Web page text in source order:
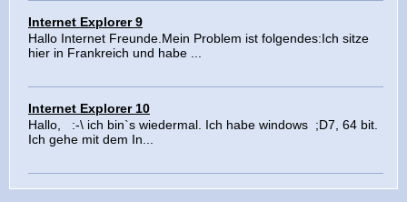
Internet Explorer 9
Hallo Internet Freunde.Mein Problem ist folgendes:Ich sitze
hier in Frankreich und habe ...
Internet Explorer 10
Hallo, :-\ ich bin`s wiedermal. Ich habe windows ;D7, 64 bit.
Ich gehe mit dem In...